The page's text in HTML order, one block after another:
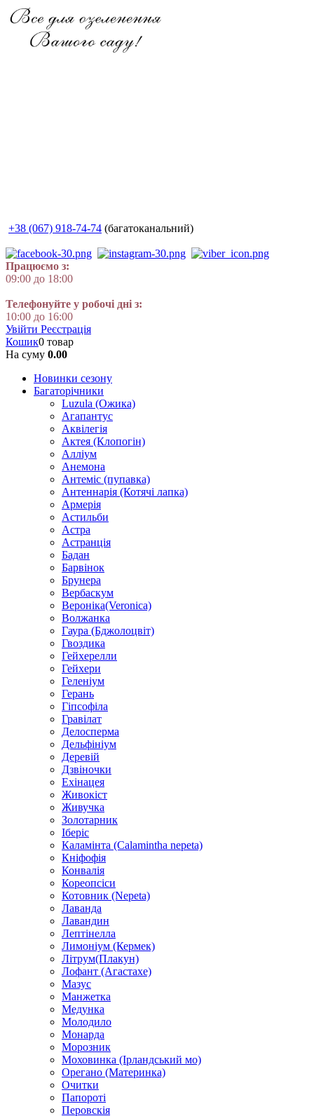
+38 (067) 918-74-74 (багатоканальний)
Працюємо з:
09:00 до 18:00
Телефонуйте у робочі дні з:
10:00 до 16:00
Увійти Реєстрація
Кошик0 товар
На суму 0.00
Новинки сезону
Багаторічники
Luzula (Ожика)
Агапантус
Аквілегія
Актея (Клопогін)
Алліум
Анемона
Антеміс (пупавка)
Антеннарія (Котячі лапка)
Армерія
Астильби
Астра
Астранція
Бадан
Барвінок
Брунера
Вербаскум
Вероніка(Veronica)
Волжанка
Гаура (Бджолоцвіт)
Гвоздика
Гейхерелли
Гейхери
Геленіум
Герань
Гіпсофіла
Гравілат
Делосперма
Дельфініум
Деревій
Дзвіночки
Ехінацея
Живокіст
Живучка
Золотарник
Іберіс
Каламінта (Calamintha nepeta)
Кніфофія
Конвалія
Кореопсіси
Котовник (Nepeta)
Лаванда
Лавандин
Лептінелла
Лимоніум (Кермек)
Літрум(Плакун)
Лофант (Агастахе)
Мазус
Манжетка
Медунка
Молодило
Монарда
Морозник
Моховинка (Ірландський мо)
Орегано (Материнка)
Очитки
Папороті
Перовскія